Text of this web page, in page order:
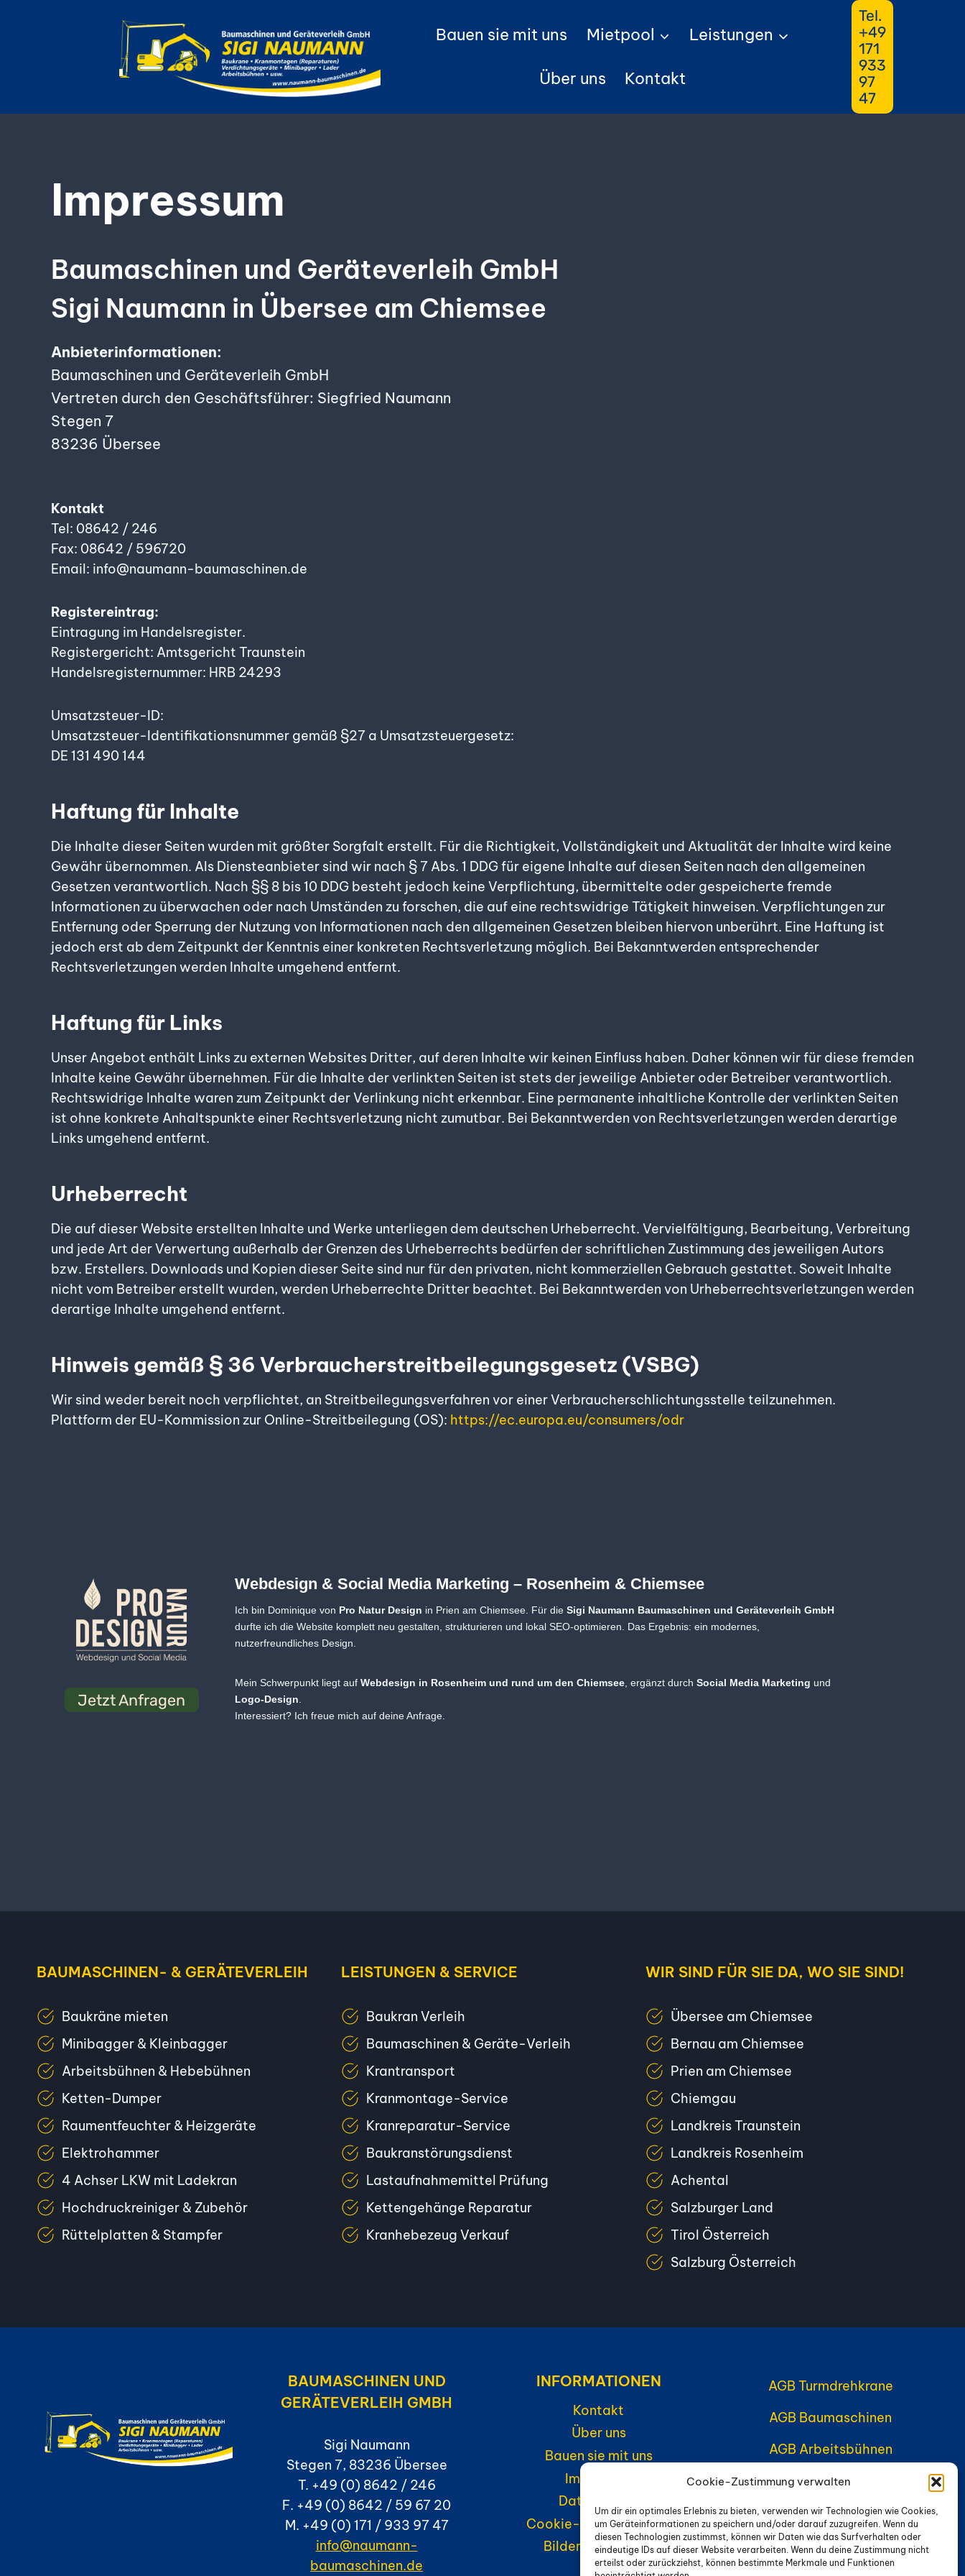
Cookie-Zustimmung verwalten
Um dir ein optimales Erlebnis zu bieten, verwenden wir Technologien wie Cookies,
um Geräteinformationen zu speichern und/oder darauf zuzugreifen. Wenn du
diesen Technologien zustimmst, können wir Daten wie das Surfverhalten oder
eindeutige IDs auf dieser Website verarbeiten. Wenn du deine Zustimmung nicht
erteilst oder zurückziehst, können bestimmte Merkmale und Funktionen
Bauen sie mit uns Mietpool Leistungen
Über uns Kontakt
Tel.
+49
171
933
97
47
Impressum
Baumaschinen und Geräteverleih GmbH
Sigi Naumann in Übersee am Chiemsee
Anbieterinformationen:
Baumaschinen und Geräteverleih GmbH
Vertreten durch den Geschäftsführer: Siegfried Naumann
Stegen 7
83236 Übersee
Kontakt
Tel: 08642 / 246
Fax: 08642 / 596720
Email: info@naumann-baumaschinen.de
Registereintrag:
Eintragung im Handelsregister.
Registergericht: Amtsgericht Traunstein
Handelsregisternummer: HRB 24293
Umsatzsteuer-ID:
Umsatzsteuer-Identifikationsnummer gemäß §27 a Umsatzsteuergesetz:
DE 131 490 144
Haftung für Inhalte
Die Inhalte dieser Seiten wurden mit größter Sorgfalt erstellt. Für die Richtigkeit, Vollständigkeit und Aktualität der Inhalte wird keine
Gewähr übernommen. Als Diensteanbieter sind wir nach § 7 Abs. 1 DDG für eigene Inhalte auf diesen Seiten nach den allgemeinen
Gesetzen verantwortlich. Nach §§ 8 bis 10 DDG besteht jedoch keine Verpflichtung, übermittelte oder gespeicherte fremde
Informationen zu überwachen oder nach Umständen zu forschen, die auf eine rechtswidrige Tätigkeit hinweisen. Verpflichtungen zur
Entfernung oder Sperrung der Nutzung von Informationen nach den allgemeinen Gesetzen bleiben hiervon unberührt. Eine Haftung ist
jedoch erst ab dem Zeitpunkt der Kenntnis einer konkreten Rechtsverletzung möglich. Bei Bekanntwerden entsprechender
Rechtsverletzungen werden Inhalte umgehend entfernt.
Haftung für Links
Unser Angebot enthält Links zu externen Websites Dritter, auf deren Inhalte wir keinen Einfluss haben. Daher können wir für diese fremden
Inhalte keine Gewähr übernehmen. Für die Inhalte der verlinkten Seiten ist stets der jeweilige Anbieter oder Betreiber verantwortlich.
Rechtswidrige Inhalte waren zum Zeitpunkt der Verlinkung nicht erkennbar. Eine permanente inhaltliche Kontrolle der verlinkten Seiten
ist ohne konkrete Anhaltspunkte einer Rechtsverletzung nicht zumutbar. Bei Bekanntwerden von Rechtsverletzungen werden derartige
Links umgehend entfernt.
Urheberrecht
Die auf dieser Website erstellten Inhalte und Werke unterliegen dem deutschen Urheberrecht. Vervielfältigung, Bearbeitung, Verbreitung
und jede Art der Verwertung außerhalb der Grenzen des Urheberrechts bedürfen der schriftlichen Zustimmung des jeweiligen Autors
bzw. Erstellers. Downloads und Kopien dieser Seite sind nur für den privaten, nicht kommerziellen Gebrauch gestattet. Soweit Inhalte
nicht vom Betreiber erstellt wurden, werden Urheberrechte Dritter beachtet. Bei Bekanntwerden von Urheberrechtsverletzungen werden
derartige Inhalte umgehend entfernt.
Hinweis gemäß § 36 Verbraucherstreitbeilegungsgesetz (VSBG)
Wir sind weder bereit noch verpflichtet, an Streitbeilegungsverfahren vor einer Verbraucherschlichtungsstelle teilzunehmen.
Plattform der EU-Kommission zur Online-Streitbeilegung (OS): https://ec.europa.eu/consumers/odr
Jetzt Anfragen
Webdesign & Social Media Marketing – Rosenheim & Chiemsee
Ich bin Dominique von Pro Natur Design in Prien am Chiemsee. Für dieSigi Naumann Baumaschinen und Geräteverleih GmbH
durfte ich die Website komplett neu gestalten, strukturieren und lokal SEO-optimieren. Das Ergebnis: ein modernes,
nutzerfreundliches Design.
Mein Schwerpunkt liegt aufWebdesign in Rosenheim und rund um den Chiemsee , ergänzt durchSocial Media Marketing und
Logo-Design
Interessiert? Ich freue mich auf deine Anfrage.
BAUMASCHINEN- & GERÄTEVERLEIH
Baukräne mieten
Minibagger & Kleinbagger
Arbeitsbühnen & Hebebühnen
Ketten-Dumper
Raumentfeuchter & Heizgeräte
Elektrohammer
4 Achser LKW mit Ladekran
Hochdruckreiniger & Zubehör
Rüttelplatten & Stampfer
LEISTUNGEN & SERVICE
Baukran Verleih
Baumaschinen & Geräte-Verleih
Krantransport
Kranmontage-Service
Kranreparatur-Service
Baukranstörungsdienst
Lastaufnahmemittel Prüfung
Kettengehänge Reparatur
Kranhebezeug Verkauf
WIR SIND FÜR SIE DA, WO SIE SIND!
Übersee am Chiemsee
Bernau am Chiemsee
Prien am Chiemsee
Chiemgau
Landkreis Traunstein
Landkreis Rosenheim
Achental
Salzburger Land
Tirol Österreich
Salzburg Österreich
BAUMASCHINEN UND
GERÄTEVERLEIH GMBH
Sigi Naumann
Stegen 7, 83236 Übersee
T. +49 (0) 8642 / 246
F. +49 (0) 8642 / 59 67 20
M. +49 (0) 171 / 933 97 47
info@naumann-
baumaschinen.de
INFORMATIONEN
Kontakt
Über uns
Bauen sie mit uns
Impressum
Datenschutz
Cookie-Richtlinie (EU)
Bilder und Videos
AGB Turmdrehkrane
AGB Baumaschinen
AGB Arbeitsbühnen